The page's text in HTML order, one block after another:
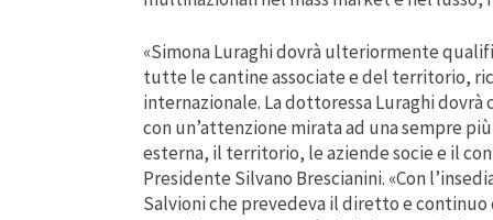
«Simona Luraghi dovrà ulteriormente
tutte le cantine associate e del territorio,
internazionale. La dottoressa Luraghi
con un’attenzione mirata ad una sempre
esterna, il territorio, le aziende socie e il
Presidente Silvano Brescianini. «Con
Salvioni che prevedeva il diretto e